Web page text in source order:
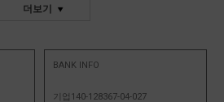
더보기
BANK INFO
기업140-128367-04-027